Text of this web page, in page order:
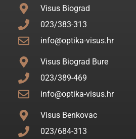
Visus Biograd
023/383-313
info@optika-visus.hr
Visus Biograd Bure
023/389-469
info@optika-visus.hr
Visus Benkovac
023/684-313